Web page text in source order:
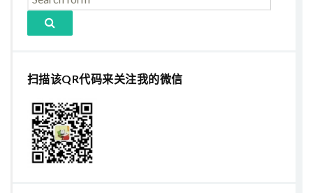
扫描该QR代码来关注我的微信